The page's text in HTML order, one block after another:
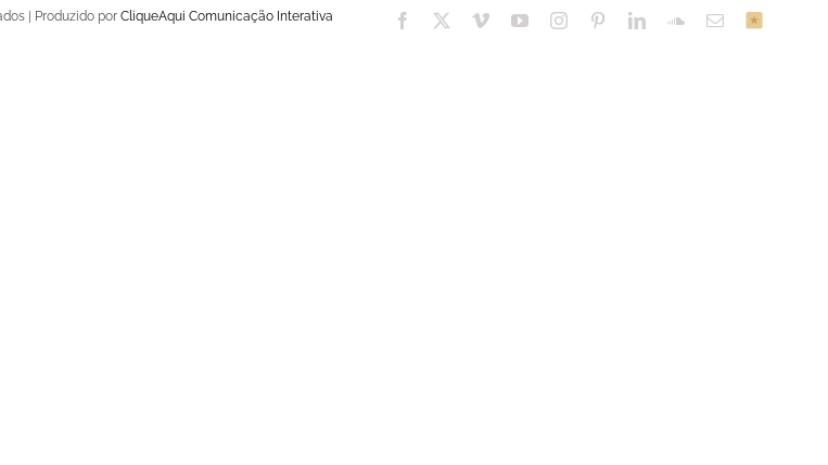
| Produzido por CliqueAqui Comunicação Interativa Facebook VimeoYouTubeInstagramPinterestLinkedInSoundCloud
E-